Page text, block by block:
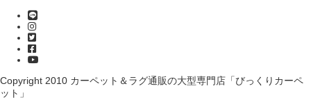
Copyright 2010 カーペット＆ラグ通販の大型専門店「びっくりカーペ
ット」